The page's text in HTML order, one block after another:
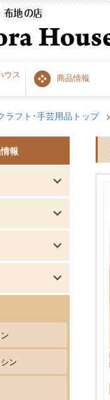
ウス
商品情報
ラフト･手芸用品トップ
報
ン